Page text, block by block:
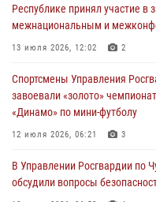
01 августа 2026, 07:19
В Ядрине сотрудники
01 августа 2026, 06:12
1 августа – День дежурной
Российской Федерации
Директор Росгвардии Герой
Республике принял участие в
межнациональным и
13 июля 2026, 12:02 2
Спортсмены Управления
завоевали «золото»
«Динамо» по мини-футболу
12 июля 2026, 06:21 3
В Управлении Росгвардии по
обсудили вопросы